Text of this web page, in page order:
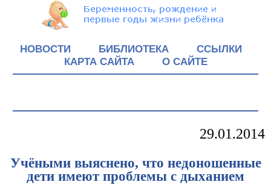
НОВОСТИ БИБЛИОТЕКА
ССЫЛКИ
КАРТА САЙТА
О САЙТЕ
29.01.2014
Учёными выяснено, что недоношенные
дети имеют проблемы с дыханием